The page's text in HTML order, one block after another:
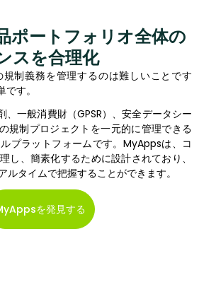
ポートフォリオ全体の
スを合理化
制義務を管理するのは難しいことです
す。
一般消費財（GPSR）、安全データシー
規制プロジェクトを一元的に管理できる
プラットフォームです。MyAppsは、コ
し、簡素化するために設計されており、
ルタイムで把握することができます。
を発見する